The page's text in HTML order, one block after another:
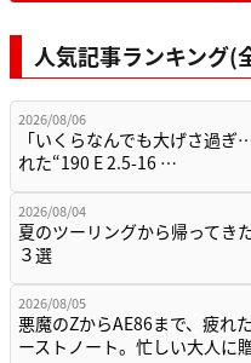
人気記事ランキング(
2026/08/06
「いくらなんでも大げさ過ぎ
れた“190 E 2.5-16 …
2026/08/04
夏のツーリングから帰ってき
３選
2026/08/05
悪魔のZからAE86まで、疲れ
ーストノート。忙しい大人に